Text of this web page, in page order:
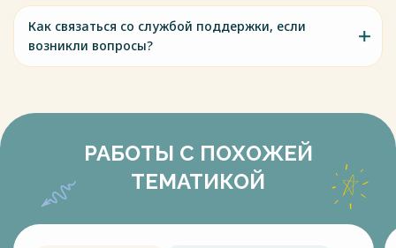
Как связаться со службой поддержки, если
возникли вопросы?
РАБОТЫ С ПОХОЖЕЙ
ТЕМАТИКОЙ